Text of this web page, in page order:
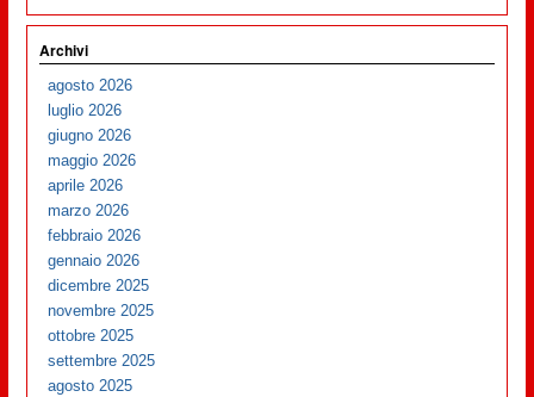
Archivi
agosto 2026
luglio 2026
giugno 2026
maggio 2026
aprile 2026
marzo 2026
febbraio 2026
gennaio 2026
dicembre 2025
novembre 2025
ottobre 2025
settembre 2025
agosto 2025